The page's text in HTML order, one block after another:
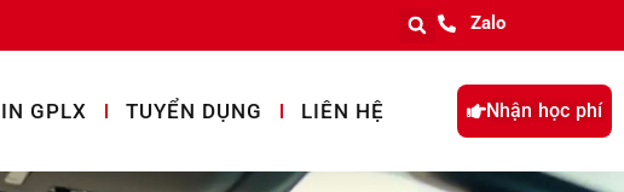
Zalo
GPLX TUYỂN DỤNG LIÊN HỆ Nhận học phí